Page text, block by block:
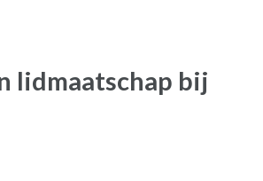
lidmaatschap bij